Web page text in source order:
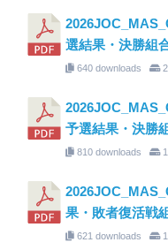
選結果・決勝組
640 downloads
予選結果・決勝
810 downloads
果・敗者復活戦
621 downloads